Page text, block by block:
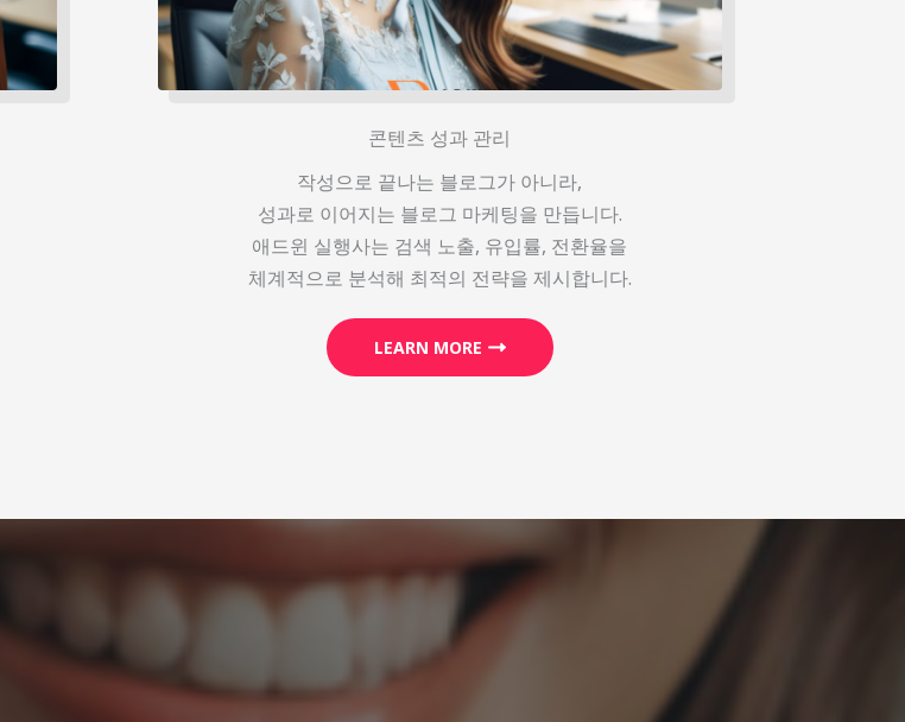
콘텐츠 성과 관리
작성으로 끝나는 블로그가 아니라,
성과로 이어지는 블로그 마케팅을 만듭니다.
애드윈 실행사는 검색 노출, 유입률, 전환율을
체계적으로 분석해 최적의 전략을 제시합니다.
LEARN MORE